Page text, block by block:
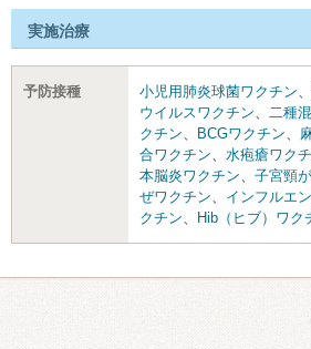
実施治療
予防接種 小児用肺炎球菌ワクチン、
ウイルスワクチン、 二種
クチン、 BCGワクチン、
合ワクチン、 水疱瘡ワク
本脳炎ワクチン、 子宮頸
ぜワクチン、 インフルエ
クチン、 Hib（ヒブ）ワク